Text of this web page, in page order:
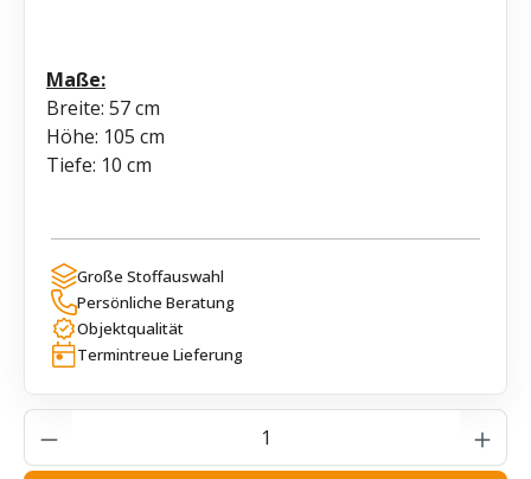
Maße:
Breite: 57 cm
Höhe: 105 cm
Tiefe: 10 cm
Große Stoffauswahl
Persönliche Beratung
Objektqualität
Termintreue Lieferung
Produkt Anzahl: Gib den gewünschten